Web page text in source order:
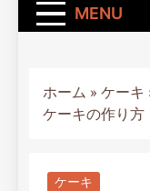
MENU
ホーム » ケーキ
ケーキの作り方
ケーキ